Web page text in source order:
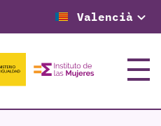
Valencià
Menú